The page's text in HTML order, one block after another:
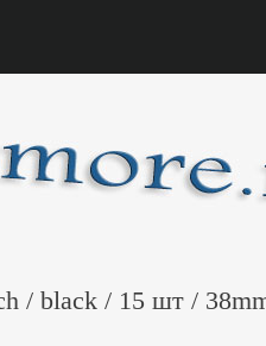
/ black / 15 шт /